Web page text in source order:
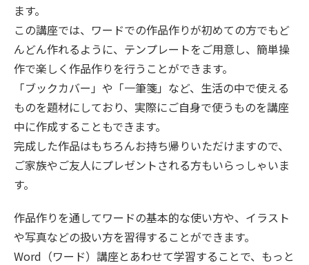
ます。
この講座では、ワードでの作品作りが初めての方でもど
んどん作れるように、テンプレートをご用意し、簡単操
作で楽しく作品作りを行うことができます。
「ブックカバー」や「一筆箋」など、生活の中で使える
ものを題材にしており、実際にご自身で使うものを講座
中に作成することもできます。
完成した作品はもちろんお持ち帰りいただけますので、
ご家族やご友人にプレゼントされる方もいらっしゃいま
す。
作品作りを通してワードの基本的な使い方や、イラスト
や写真などの扱い方を習得することができます。
Word（ワード）講座とあわせて学習することで、もっと